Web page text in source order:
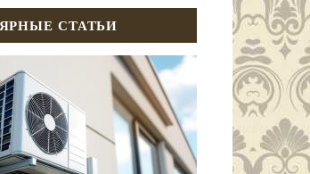
СТАТЬИ